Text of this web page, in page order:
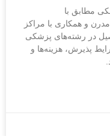
مطابق با
و همکاری با مراکز
در رشته‌های پزشکی
پذیرش، هزینه‌ها و